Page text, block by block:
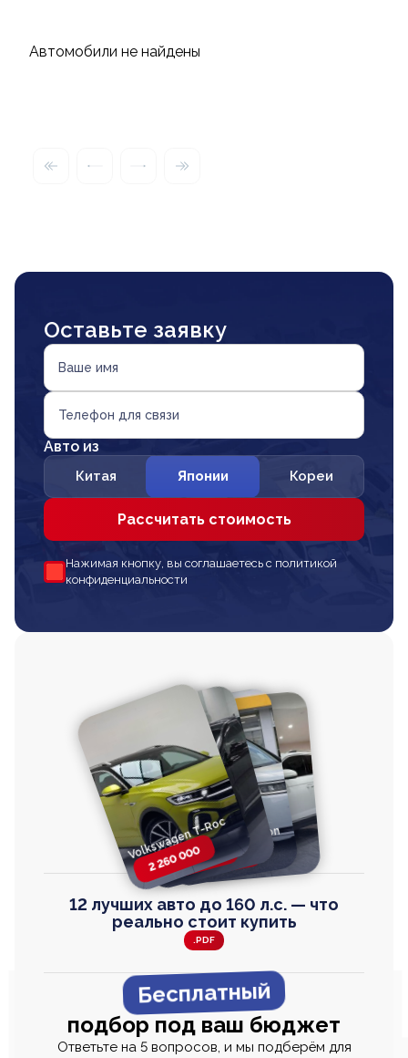
Автомобили не найдены
Оставьте заявку
Ваше имя
Телефон для связи
Авто из
Китая Японии Кореи
Рассчитать стоимость
Нажимая кнопку, вы соглашаетесь с политикой
конфиденциальности
Volkswagen T-Roc
2 260 000
Toyota Harrier
2 820 000
Honda Step Wagon
2 820 000
Volkswagen
TAYRON
2 670 000
12 лучших авто до 160 л.с. — что
реально стоит купить
.PDF
Бесплатный
подбор под ваш бюджет
Ответьте на 5 вопросов, и мы подберём для